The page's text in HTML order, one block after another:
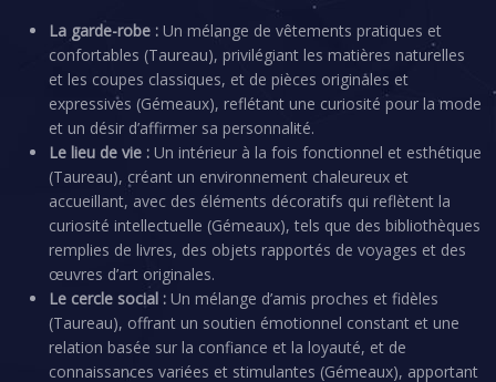
La garde-robe : Un mélange de vêtements pratiques et
confortables (Taureau), privilégiant les matières naturelles
et les coupes classiques, et de pièces originales et
expressives (Gémeaux), reflétant une curiosité pour la mode
et un désir d’affirmer sa personnalité.
Le lieu de vie : Un intérieur à la fois fonctionnel et esthétique
(Taureau), créant un environnement chaleureux et
accueillant, avec des éléments décoratifs qui reflètent la
curiosité intellectuelle (Gémeaux), tels que des bibliothèques
remplies de livres, des objets rapportés de voyages et des
œuvres d’art originales.
Le cercle social : Un mélange d’amis proches et fidèles
(Taureau), offrant un soutien émotionnel constant et une
relation basée sur la confiance et la loyauté, et de
connaissances variées et stimulantes (Gémeaux), apportant